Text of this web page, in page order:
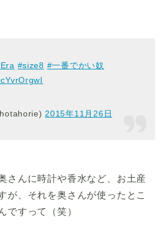
#size8 #一番でかい奴
2015年11月26日
さんに時計や香水など、お土産
が、それを奥さんが使ったとこ
ですって（笑）